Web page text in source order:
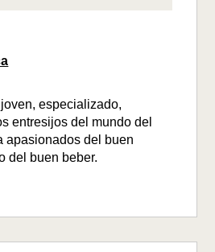
especializado,
entresijos del mundo del
apasionados del buen
del buen beber.